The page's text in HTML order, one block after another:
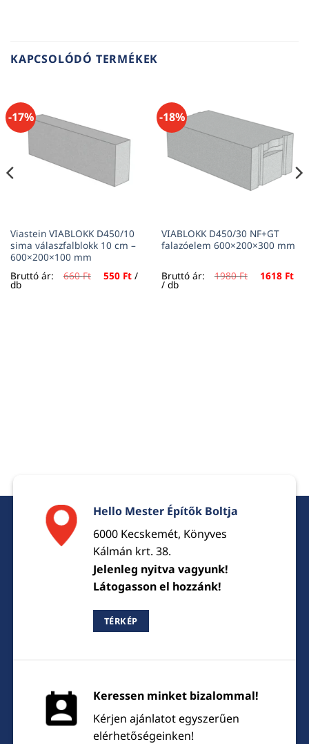
KAPCSOLÓDÓ TERMÉKEK
-17%
Viastein VIABLOKK D450/10
sima válaszfalblokk 10 cm –
600×200×100 mm
Bruttó ár:
660Ft Original
price
550 FtCurrent
/
db
-18%
VIABLOKK D450/30 NF+GT
falazóelem 600×200×300 mm
Bruttó ár: 1980Ft Original
1618 Ft
/ db
Hello Mester Építők Boltja
6000 Kecskemét, Könyves
Kálmán krt. 38.
Jelenleg nyitva vagyunk!
Látogasson el hozzánk!
TÉRKÉP
Keressen minket bizalommal!
Kérjen ajánlatot egyszerűen
elérhetőségeinken!